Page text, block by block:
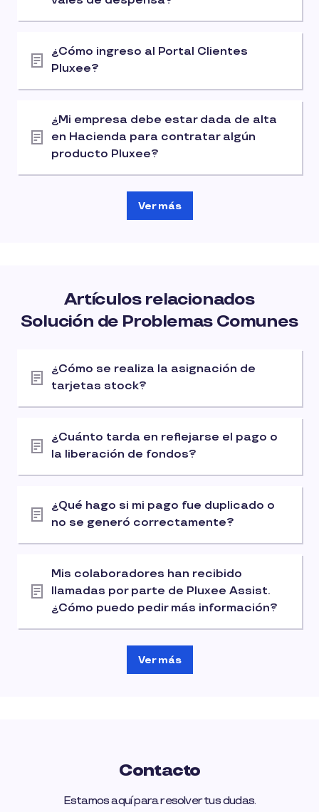
¿Cómo ingreso al Portal Clientes
Pluxee?
¿Mi empresa debe estar dada de alta
en Hacienda para contratar algún
producto Pluxee?
Ver más
Artículos relacionados
Solución de Problemas Comunes
¿Cómo se realiza la asignación de
tarjetas stock?
¿Cuánto tarda en reflejarse el pago o
la liberación de fondos?
¿Qué hago si mi pago fue duplicado o
no se generó correctamente?
Mis colaboradores han recibido
llamadas por parte de Pluxee Assist.
¿Cómo puedo pedir más información?
Ver más
Contacto
Estamos aquí para resolver tus dudas.